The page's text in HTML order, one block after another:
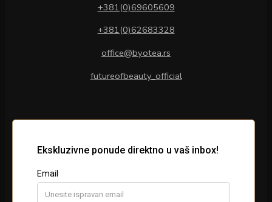
+381(0)69605609
+381(0)62683328
office@byotea.rs
futureofbeauty_official